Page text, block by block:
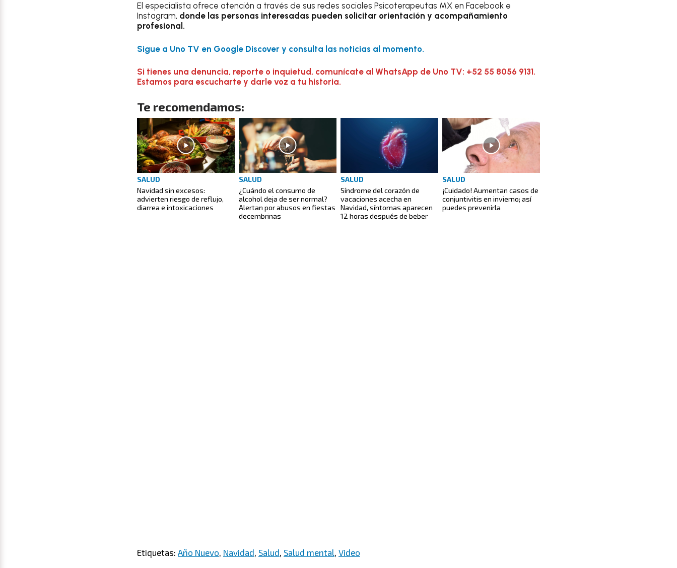
El especialista ofrece atención a través de sus redes sociales Psicoterapeutas MX en Facebook e
Instagram, donde las personas interesadas pueden solicitar orientación y acompañamiento
profesional.
Sigue a Uno TV en Google Discover y consulta las noticias al momento.
Si tienes una denuncia, reporte o inquietud, comunícate al WhatsApp de Uno TV: +52 55 8056 9131.
Estamos para escucharte y darle voz a tu historia.
Te recomendamos:
SALUD
Navidad sin excesos:
advierten riesgo de reflujo,
diarrea e intoxicaciones
SALUD
¿Cuándo el consumo de
alcohol deja de ser normal?
Alertan por abusos en fiestas
decembrinas
SALUD
Síndrome del corazón de
vacaciones acecha en
Navidad, síntomas aparecen
12 horas después de beber
SALUD
¡Cuidado! Aumentan casos de
conjuntivitis en invierno; así
puedes prevenirla
Etiquetas: Año Nuevo Navidad Salud Salud mental Video